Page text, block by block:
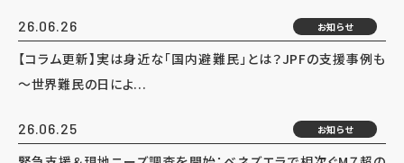
26.06.26 お知らせ
【コラム更新】実は身近な「国内避難民」とは？JPFの支援事例も
～世界難民の日によ...
26.06.25 お知らせ